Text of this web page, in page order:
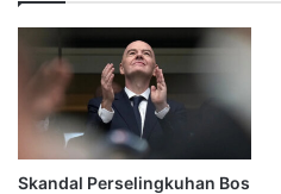
Skandal Perselingkuhan Bos